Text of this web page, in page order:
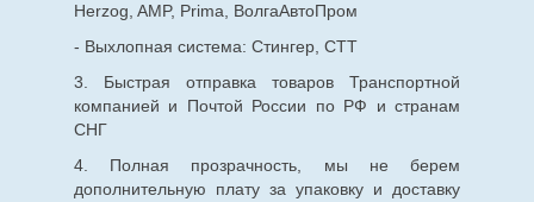
Herzog, AMP, Prima, ВолгаАвтоПром
- Выхлопная система: Стингер, СТТ
3. Быстрая отправка товаров Транспортной
компанией и Почтой России по РФ и странам
СНГ
4. Полная прозрачность, мы не берем
дополнительную плату за упаковку и доставку